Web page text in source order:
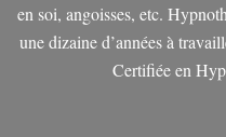
en soi, angoisses, etc.
une dizaine d’années à
Certifiée en